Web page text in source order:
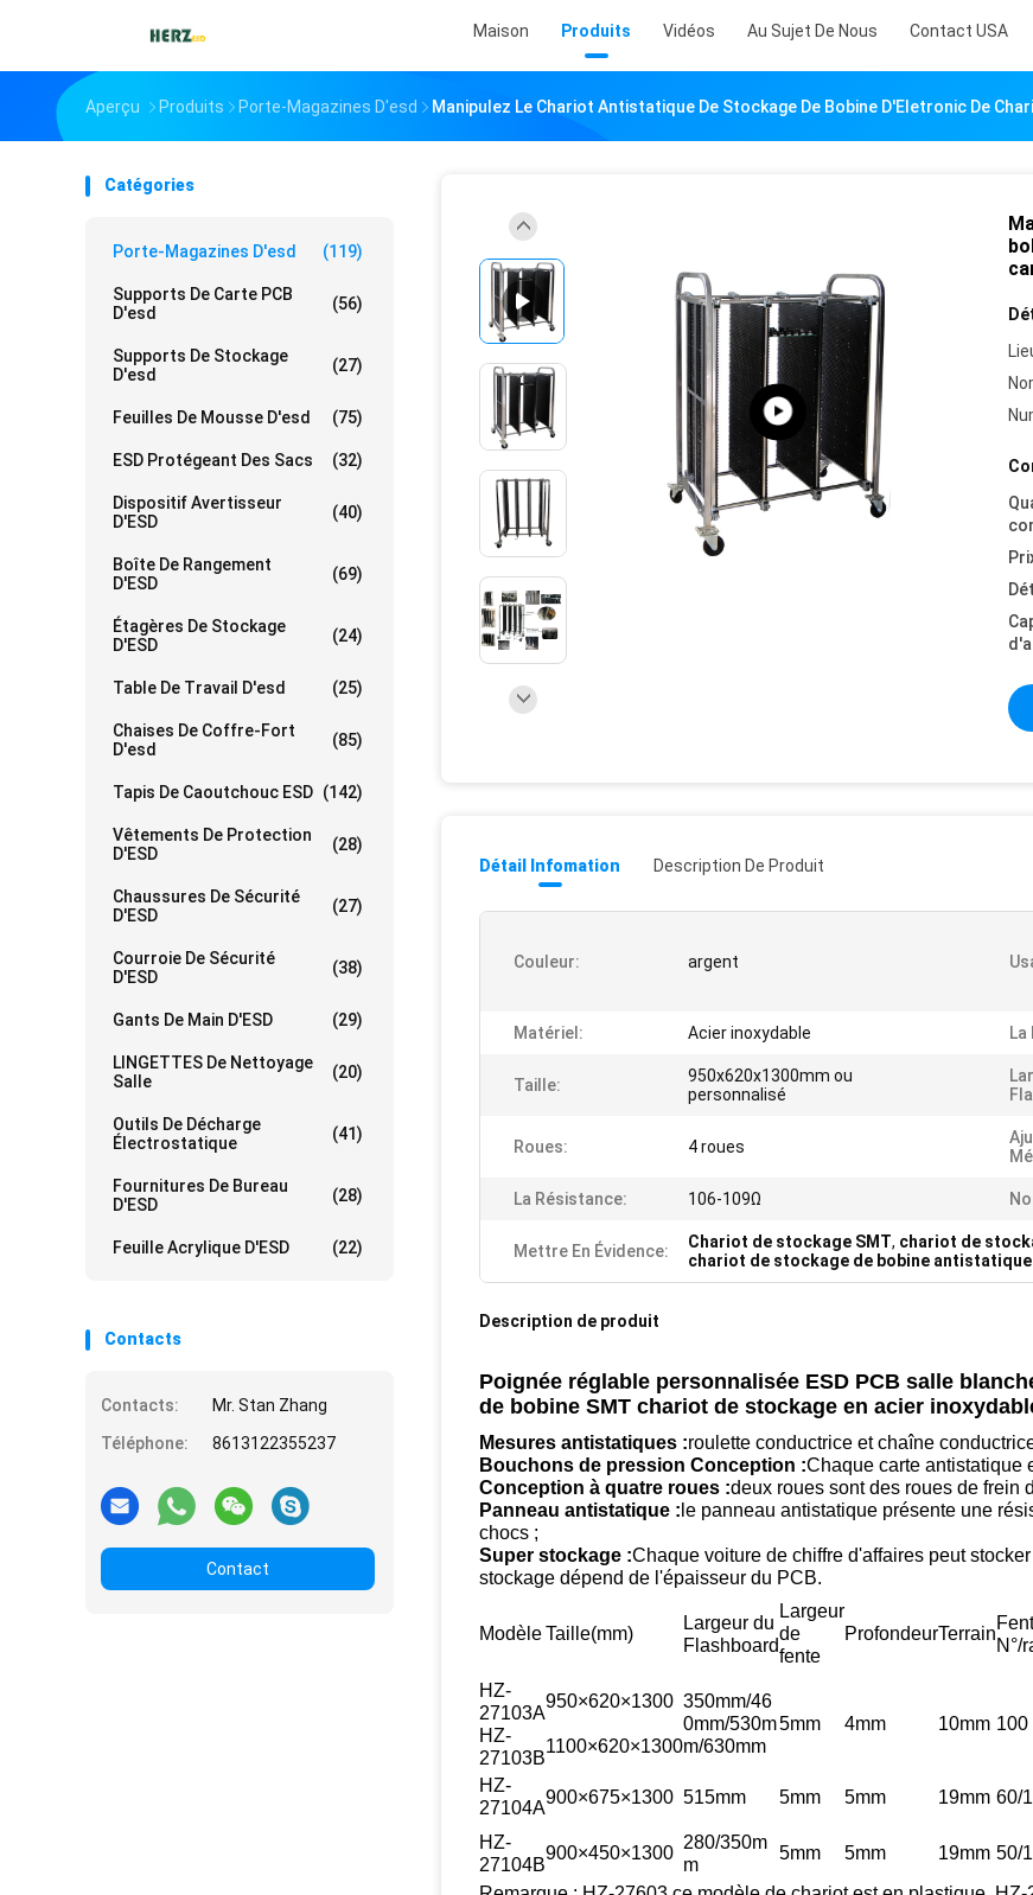
Maison Produits Vidéos Au Sujet De Nous Contact USA
Aperçu Produits Porte-Magazines D'esd Manipulez Le Chariot Antistatique De Stockage De Bobine D'Eletronic De
Catégories
Porte-Magazines D'esd (119)
Supports De Carte PCB
D'esd
(56)
Supports De Stockage
D'esd
(27)
Feuilles De Mousse D'esd (75)
ESD Protégeant Des Sacs (32)
Dispositif Avertisseur
D'ESD
(40)
Boîte De Rangement
D'ESD
(69)
Étagères De Stockage
D'ESD
(24)
Table De Travail D'esd (25)
Chaises De Coffre-Fort
D'esd
(85)
Tapis De Caoutchouc ESD (142)
Vêtements De Protection
D'ESD
(28)
Chaussures De Sécurité
D'ESD
(27)
Courroie De Sécurité
D'ESD
(38)
Gants De Main D'ESD (29)
LINGETTES De Nettoyage
Salle
(20)
Outils De Décharge
Électrostatique
(41)
Fournitures De Bureau
D'ESD
(28)
Feuille Acrylique D'ESD (22)
Contacts
Contacts:
Mr. Stan Zhang
Téléphone:
8613122355237
Contact
Détail Infomation Description De Produit
Couleur: argent
Matériel: Acier inoxydable La
Taille:
950x620x1300mm ou
personnalisé
Roues: 4 roues
La Résistance: 106-109Ω
Mettre En Évidence: Chariot de stockage SMT, chariot de
chariot de stockage de bobine antistatique
Description de produit
Poignée réglable personnalisée ESD PCB salle
de bobine SMT chariot de stockage en acier
Mesures antistatiques :roulette conductrice et chaîne
Bouchons de pression Conception :Chaque carte antistatique
Conception à quatre roues :deux roues sont des roues de frein
Panneau antistatique : le panneau antistatique présente une
chocs ;
Super stockage :Chaque voiture de chiffre d'affaires peut
stockage dépend de l'épaisseur du PCB.
ModèleTaille(mm)
Largeur du
Flashboard
Largeur
de
fente
ProfondeurTerrain
N°/
HZ-
27103A
950×620×1300 350mm/46
0mm/530m
m/630mm
5mm 4mm 10mm 100
HZ-
27103B
1100×620×1300
HZ-
27104A
900×675×1300 515mm 5mm 5mm 19mm 60/
HZ-
27104B
900×450×1300
280/350m
m
5mm 5mm 19mm 50/